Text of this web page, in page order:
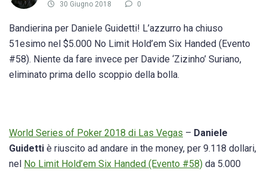
30 Giugno 2018 0
Bandierina per Daniele Guidetti! L’azzurro ha chiuso
51esimo nel $5.000 No Limit Hold’em Six Handed (Evento
#58). Niente da fare invece per Davide ‘Zizinho’ Suriano,
eliminato prima dello scoppio della bolla.
World Series of Poker 2018 di Las Vegas – Daniele
Guidetti è riuscito ad andare in the money, per 9.118 dollari,
nel
No Limit Hold’em Six Handed (Evento #58) da 5.000